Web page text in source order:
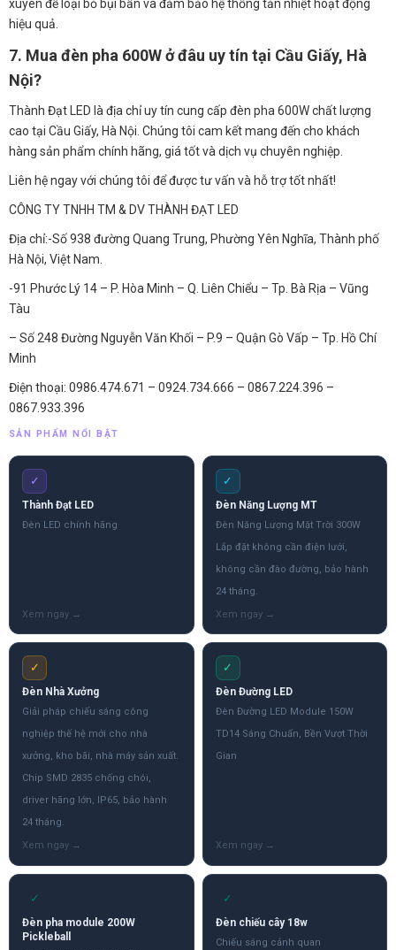
xuyên để loại bỏ bụi bẩn và đảm bảo hệ thống tản nhiệt hoạt động
hiệu quả.
7. Mua đèn pha 600W ở đâu uy tín tại Cầu Giấy, Hà
Nội?
Thành Đạt LED là địa chỉ uy tín cung cấp đèn pha 600W chất lượng
cao tại Cầu Giấy, Hà Nội. Chúng tôi cam kết mang đến cho khách
hàng sản phẩm chính hãng, giá tốt và dịch vụ chuyên nghiệp.
Liên hệ ngay với chúng tôi để được tư vấn và hỗ trợ tốt nhất!
CÔNG TY TNHH TM & DV THÀNH ĐẠT LED
Địa chỉ:-Số 938 đường Quang Trung, Phường Yên Nghĩa, Thành phố
Hà Nội, Việt Nam.
-91 Phước Lý 14 – P. Hòa Minh – Q. Liên Chiểu – Tp. Bà Rịa – Vũng
Tàu
– Số 248 Đường Nguyễn Văn Khối – P.9 – Quận Gò Vấp – Tp. Hồ Chí
Minh
Điện thoại: 0986.474.671 – 0924.734.666 – 0867.224.396 –
0867.933.396
SẢN PHẨM NỔI BẬT
✓
Thành Đạt LED
Đèn LED chính hãng
✓
Đèn Năng Lượng MT
Đèn Năng Lượng Mặt Trời 300W
Lắp đặt không cần điện lưới,
không cần đào đường, bảo hành
24 tháng.
✓
Đèn Nhà Xưởng
Giải pháp chiếu sáng công
nghiệp thế hệ mới cho nhà
xưởng, kho bãi, nhà máy sản xuất.
Chip SMD 2835 chống chói,
driver hãng lớn, IP65, bảo hành
24 tháng.
✓
Đèn Đường LED
Đèn Đường LED Module 150W
TD14 Sáng Chuẩn, Bền Vượt Thời
Gian
✓
Đèn pha module 200W
Pickleball
✓
Đèn chiếu cây 18w
Chiếu sáng cảnh quan